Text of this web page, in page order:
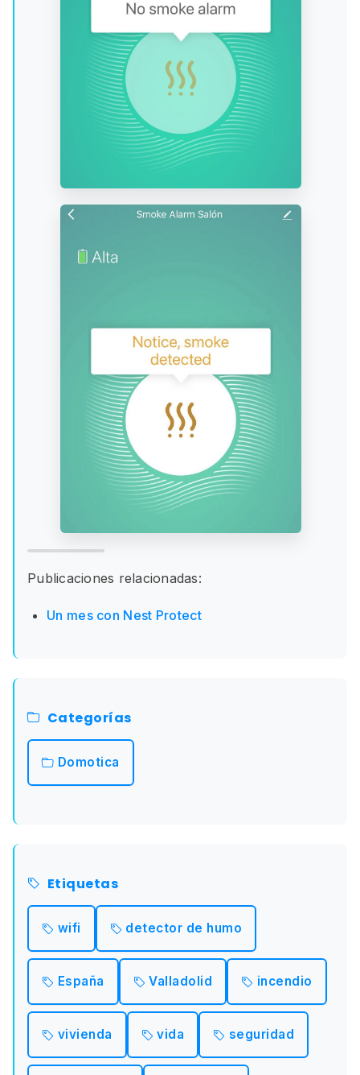
Publicaciones relacionadas:
Un mes con Nest Protect
Categorías
Domotica
Etiquetas
wifi detector de humo
España Valladolid incendio
vivienda vida seguridad